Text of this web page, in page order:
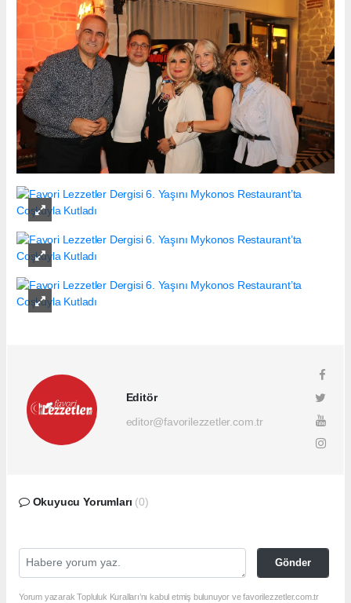
Editör
editor@favorilezzetler.com.tr
Okuyucu Yorumları (0)
Gönder
Yorum yazarak Topluluk Kuralları’nı kabul etmiş bulunuyor ve favorilezzetler.com.tr